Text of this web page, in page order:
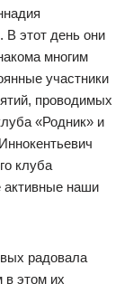
этот день они
многим
участники
проводимых
«Родник» и
клуба
активные наши
радовала
в этом их